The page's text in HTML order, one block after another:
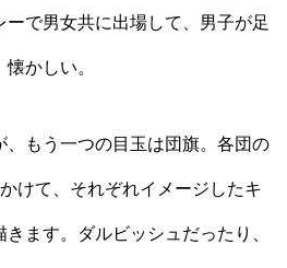
で男女共に出場して、男子が足
かしい。
もう一つの目玉は団旗。各団の
けて、それぞれイメージしたキ
ます。ダルビッシュだったり、